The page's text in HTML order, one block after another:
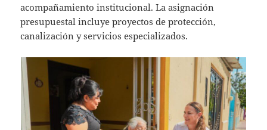
acompañamiento institucional. La asignación
presupuestal incluye proyectos de protección,
canalización y servicios especializados.